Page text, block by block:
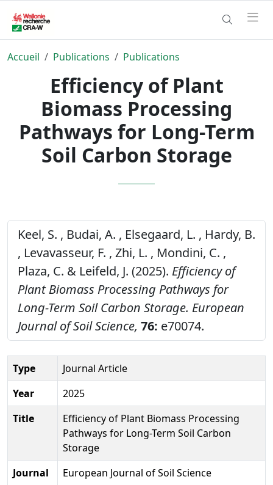
Accueil Publications Publications
Efficiency of Plant
Biomass Processing
Pathways for Long-Term
Soil Carbon Storage
Keel, S. , Budai, A. , Elsegaard, L. , Hardy, B.
, Levavasseur, F. , Zhi, L. , Mondini, C. ,
Plaza, C. & Leifeld, J. (2025). Efficiency of
Plant Biomass Processing Pathways for
Long-Term Soil Carbon Storage. European
Journal of Soil Science, 76: e70074.
Type
Journal Article
Year
2025
Title
Efficiency of Plant Biomass Processing
Pathways for Long-Term Soil Carbon
Storage
Journal
European Journal of Soil Science